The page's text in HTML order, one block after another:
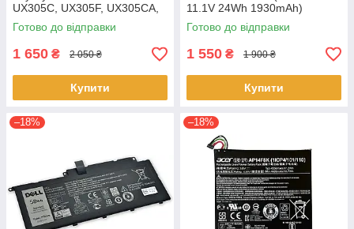
UX305C, UX305F, UX305CA,
UX305FA - C31N1411 (+11.4 V
45Wh) АКБ
Готово до відправки
1 650 ₴ 2 050 ₴
Купити
11.1V 24Wh 1930mAh)
Акумулятор, АКБ для
ноутбука
Готово до відправки
1 550 ₴ 1 900 ₴
Купити
–18% –18%